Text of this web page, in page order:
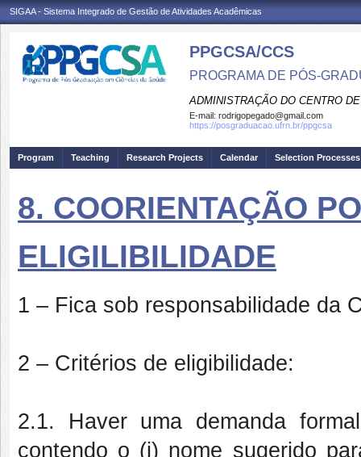
SIGAA - Sistema Integrado de Gestão de Atividades Acadêmicas
PPGCSA/CCS
PROGRAMA DE PÓS-
ADMINISTRAÇÃO DO CENTRO
E-mail: rodrigopegado@gmail.com
https://posgraduacao.ufrn.br/ppgcsa
Program Teaching Research Projects Calendar Selection Processes
8. COORIENTAÇÃO
ELIGILIBILIDADE
1 – Fica sob responsabilidade da
2 – Critérios de eligibilidade:
2.1. Haver uma demanda
contendo o (i) nome sugerido